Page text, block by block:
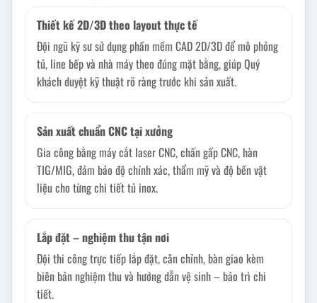
Thiết kế 2D/3D theo layout thực tế
Đội ngũ kỹ sư sử dụng phần mềm CAD 2D/3D để mô phỏng
tủ, line bếp và nhà máy theo đúng mặt bằng, giúp Quý
khách duyệt kỹ thuật rõ ràng trước khi sản xuất.
Sản xuất chuẩn CNC tại xưởng
Gia công bằng máy cắt laser CNC, chấn gấp CNC, hàn
TIG/MIG, đảm bảo độ chính xác, thẩm mỹ và độ bền vật
liệu cho từng chi tiết tủ inox.
Lắp đặt – nghiệm thu tận nơi
Đội thi công trực tiếp lắp đặt, cân chỉnh, bàn giao kèm
biên bản nghiệm thu và hướng dẫn vệ sinh – bảo trì chi
tiết.